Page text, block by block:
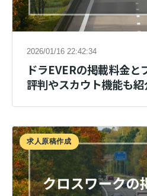
2026/01/16 22:42:34
ドラEVERの掲載料金と
評判やスカウト機能も紹
求人原稿作成